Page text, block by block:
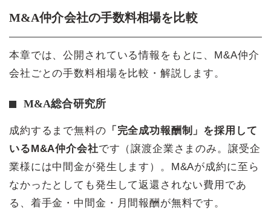
M&A仲介会社の手数料相場を比較
本章では、公開されている情報をもとに、M&A仲介
会社ごとの手数料相場を比較・解説します。
M&A総合研究所
成約するまで無料の 「完全成功報酬制」を採用して
いるM&A仲介会社です（譲渡企業さまのみ。譲受企
業様には中間金が発生します）。M&Aが成約に至ら
なかったとしても発生して返還されない費用であ
る、着手金・中間金・月間報酬が無料です。